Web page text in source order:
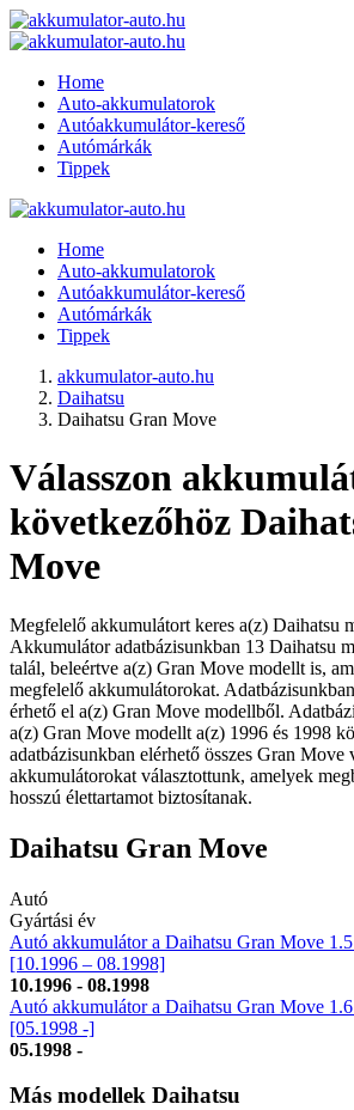
Home
Auto-akkumulatorok
Autóakkumulátor-kereső
Autómárkák
Tippek
Home
Auto-akkumulatorok
Autóakkumulátor-kereső
Autómárkák
Tippek
akkumulator-auto.hu
Daihatsu
Daihatsu Gran Move
Válasszon
következőhöz
Move
Megfelelő akkumulátort keres a(z) Daihatsu
Akkumulátor adatbázisunkban 13 Daihatsu
talál, beleértve a(z) Gran Move modellt is,
megfelelő akkumulátorokat.
érhető el a(z) Gran Move modellből.
a(z) Gran Move modellt a(z) 1996 és 1998
adatbázisunkban elérhető összes Gran Move
akkumulátorokat választottunk, amelyek
hosszú élettartamot biztosítanak.
Daihatsu Gran Move
Autó
Gyártási év
Autó akkumulátor a Daihatsu Gran Move
[10.1996 – 08.1998]
10.1996 - 08.1998
Autó akkumulátor a Daihatsu Gran Move
[05.1998 -]
05.1998 -
Más modellek Daihatsu